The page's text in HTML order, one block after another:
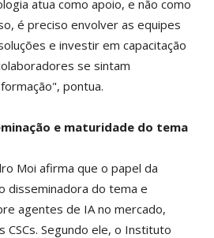
atua como apoio, e não como
é preciso envolver as equipes
e investir em capacitação
se sintam
pontua.
e maturidade do tema
Moi afirma que o papel da
disseminadora do tema e
agentes de IA no mercado,
Segundo ele, o Instituto